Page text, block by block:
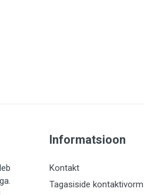
Informatsioon
Kontakt
Tagasiside kontaktivorm